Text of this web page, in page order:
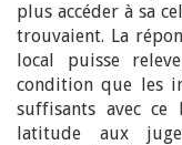
plus accéder à sa
trouvaient. La
local puisse
condition que les
suffisants avec ce
latitude aux